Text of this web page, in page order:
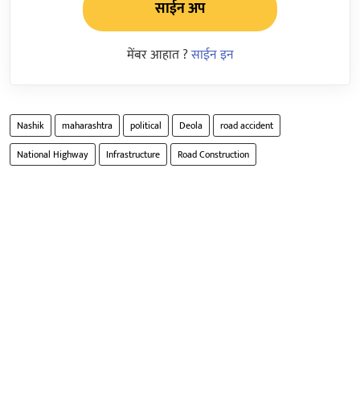
साईन अप
मेंबर आहात ?साईन इन
Nashik maharashtra political Deola
road accident
National Highway
Infrastructure Road Construction